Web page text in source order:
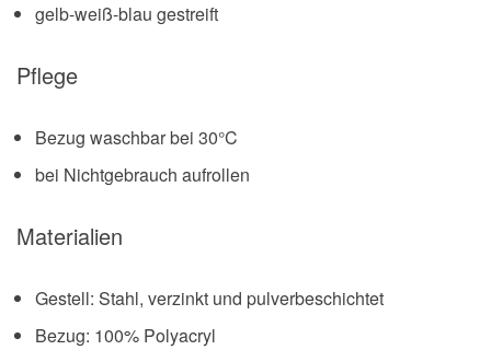
gelb-weiß-blau gestreift
Pflege
Bezug waschbar bei 30°C
bei Nichtgebrauch aufrollen
Materialien
Gestell: Stahl, verzinkt und pulverbeschichtet
Bezug: 100% Polyacryl